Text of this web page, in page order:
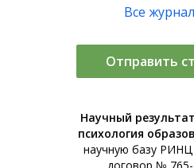
Все
Отправить
Научный
психология
научную базу РИНЦ